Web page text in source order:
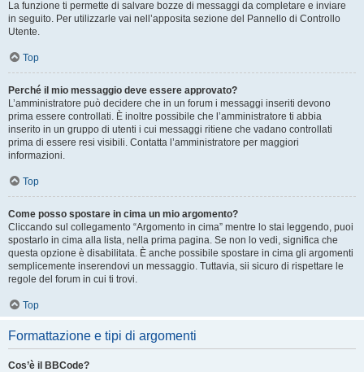
La funzione ti permette di salvare bozze di messaggi da completare e inviare
in seguito. Per utilizzarle vai nell’apposita sezione del Pannello di Controllo
Utente.
Top
Perché il mio messaggio deve essere approvato?
L’amministratore può decidere che in un forum i messaggi inseriti devono
prima essere controllati. È inoltre possibile che l’amministratore ti abbia
inserito in un gruppo di utenti i cui messaggi ritiene che vadano controllati
prima di essere resi visibili. Contatta l’amministratore per maggiori
informazioni.
Top
Come posso spostare in cima un mio argomento?
Cliccando sul collegamento “Argomento in cima” mentre lo stai leggendo, puoi
spostarlo in cima alla lista, nella prima pagina. Se non lo vedi, significa che
questa opzione è disabilitata. È anche possibile spostare in cima gli argomenti
semplicemente inserendovi un messaggio. Tuttavia, sii sicuro di rispettare le
regole del forum in cui ti trovi.
Top
Formattazione e tipi di argomenti
Cos’è il BBCode?